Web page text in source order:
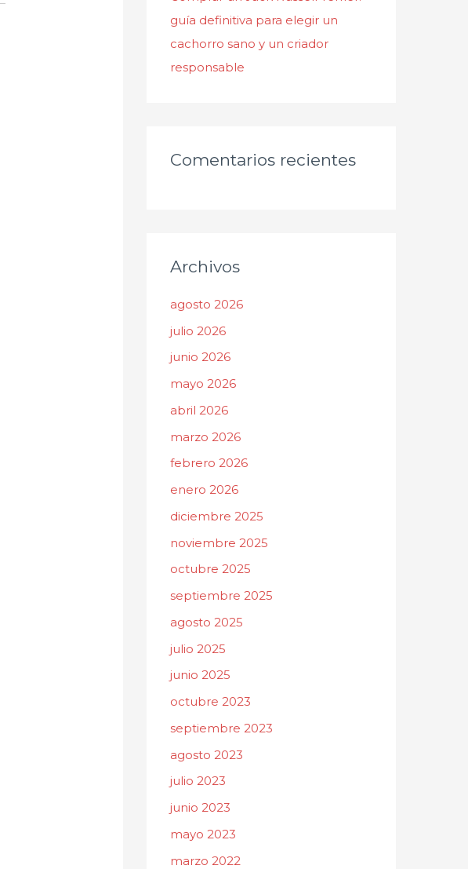
guía definitiva para elegir un
cachorro sano y un criador
responsable
Comentarios recientes
Archivos
agosto 2026
julio 2026
junio 2026
mayo 2026
abril 2026
marzo 2026
febrero 2026
enero 2026
diciembre 2025
noviembre 2025
octubre 2025
septiembre 2025
agosto 2025
julio 2025
junio 2025
octubre 2023
septiembre 2023
agosto 2023
julio 2023
junio 2023
mayo 2023
marzo 2022